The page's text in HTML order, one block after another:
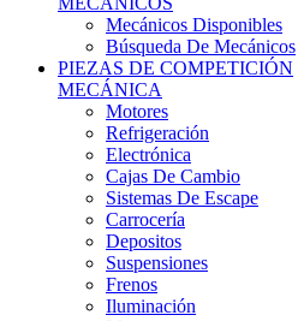
Mecánicos Disponibles
Búsqueda De Mecánicos
PIEZAS DE COMPETICIÓN
MECÁNICA
Motores
Refrigeración
Electrónica
Cajas De Cambio
Sistemas De Escape
Carrocería
Depositos
Suspensiones
Frenos
Iluminación